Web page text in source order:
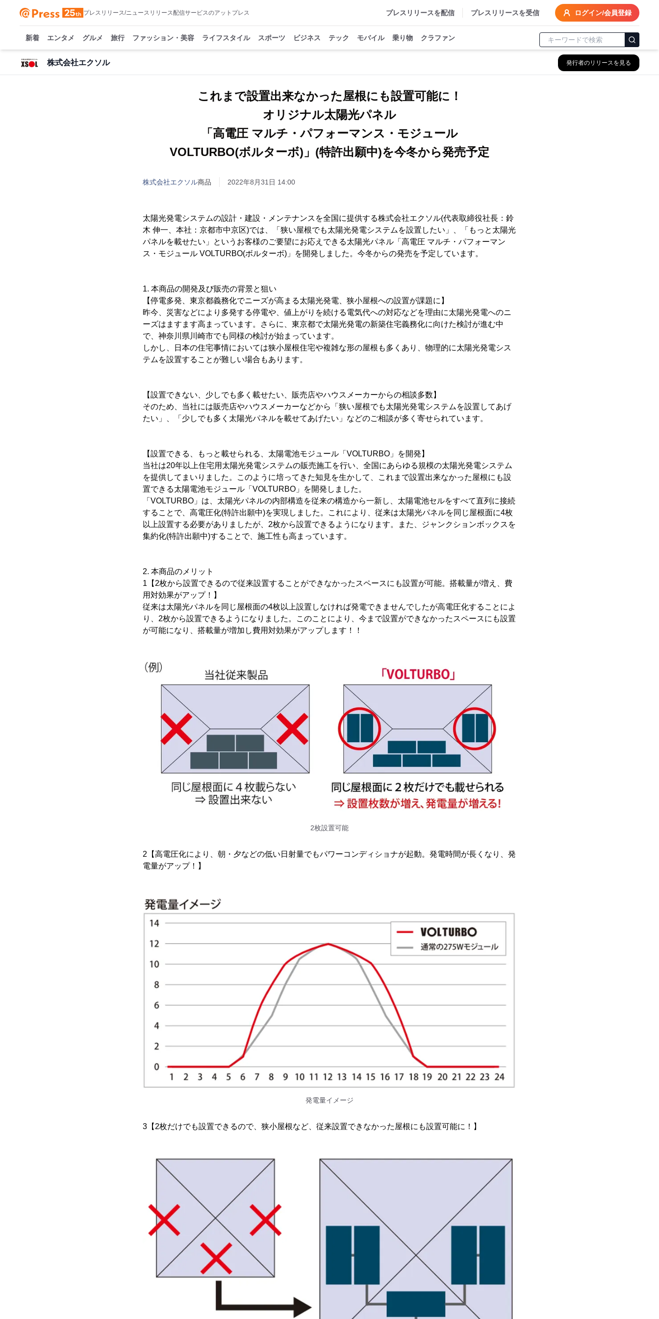
プレスリリース/ニュースリリース配信サービスのアットプレス プレスリリースを配信 プレスリリースを受信 ログイン/会員登録
新着 エンタメ グルメ 旅行 ファッション・美容 ライフスタイル スポーツ ビジネス テック モバイル 乗り物 クラファン
株式会社エクソル 発行者のリリースを見る
これまで設置出来なかった屋根にも設置可能に！
オリジナル太陽光パネル
「高電圧 マルチ・パフォーマンス・モジュール
VOLTURBO(ボルターボ)」(特許出願中)を今冬から発売予定
株式会社エクソル商品 2022年8月31日 14:00
太陽光発電システムの設計・建設・メンテナンスを全国に提供する株式会社エクソル(代表取締役社長：鈴
木 伸一、本社：京都市中京区)では、「狭い屋根でも太陽光発電システムを設置したい」、「もっと太陽光
パネルを載せたい」というお客様のご要望にお応えできる太陽光パネル「高電圧 マルチ・パフォーマン
ス・モジュール VOLTURBO(ボルターボ)」を開発しました。今冬からの発売を予定しています。
1. 本商品の開発及び販売の背景と狙い
【停電多発、東京都義務化でニーズが高まる太陽光発電、狭小屋根への設置が課題に】
昨今、災害などにより多発する停電や、値上がりを続ける電気代への対応などを理由に太陽光発電へのニ
ーズはますます高まっています。さらに、東京都で太陽光発電の新築住宅義務化に向けた検討が進む中
で、神奈川県川崎市でも同様の検討が始まっています。
しかし、日本の住宅事情においては狭小屋根住宅や複雑な形の屋根も多くあり、物理的に太陽光発電シス
テムを設置することが難しい場合もあります。
【設置できない、少しでも多く載せたい、販売店やハウスメーカーからの相談多数】
そのため、当社には販売店やハウスメーカーなどから「狭い屋根でも太陽光発電システムを設置してあげ
たい」、「少しでも多く太陽光パネルを載せてあげたい」などのご相談が多く寄せられています。
【設置できる、もっと載せられる、太陽電池モジュール「VOLTURBO」を開発】
当社は20年以上住宅用太陽光発電システムの販売施工を行い、全国にあらゆる規模の太陽光発電システム
を提供してまいりました。このように培ってきた知見を生かして、これまで設置出来なかった屋根にも設
置できる太陽電池モジュール「VOLTURBO」を開発しました。
「VOLTURBO」は、太陽光パネルの内部構造を従来の構造から一新し、太陽電池セルをすべて直列に接続
することで、高電圧化(特許出願中)を実現しました。これにより、従来は太陽光パネルを同じ屋根面に4枚
以上設置する必要がありましたが、2枚から設置できるようになります。また、ジャンクションボックスを
集約化(特許出願中)することで、施工性も高まっています。
2. 本商品のメリット
1【2枚から設置できるので従来設置することができなかったスペースにも設置が可能。搭載量が増え、費
用対効果がアップ！】
従来は太陽光パネルを同じ屋根面の4枚以上設置しなければ発電できませんでしたが高電圧化することによ
り、2枚から設置できるようになりました。このことにより、今まで設置ができなかったスペースにも設置
が可能になり、搭載量が増加し費用対効果がアップします！！
2枚設置可能
2【高電圧化により、朝・夕などの低い日射量でもパワーコンディショナが起動。発電時間が長くなり、発
電量がアップ！】
発電量イメージ
3【2枚だけでも設置できるので、狭小屋根など、従来設置できなかった屋根にも設置可能に！】